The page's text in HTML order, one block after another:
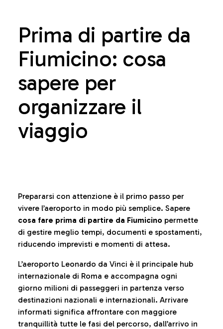
Prima di partire da
Fiumicino: cosa
sapere per
organizzare il
viaggio
Prepararsi con attenzione è il primo passo per
vivere l’aeroporto in modo più semplice. Sapere
cosa fare prima di partire da Fiumicino permette
di gestire meglio tempi, documenti e spostamenti,
riducendo imprevisti e momenti di attesa.
L’aeroporto Leonardo da Vinci è il principale hub
internazionale di Roma e accompagna ogni
giorno milioni di passeggeri in partenza verso
destinazioni nazionali e internazionali. Arrivare
informati significa affrontare con maggiore
tranquillità tutte le fasi del percorso, dall’arrivo in